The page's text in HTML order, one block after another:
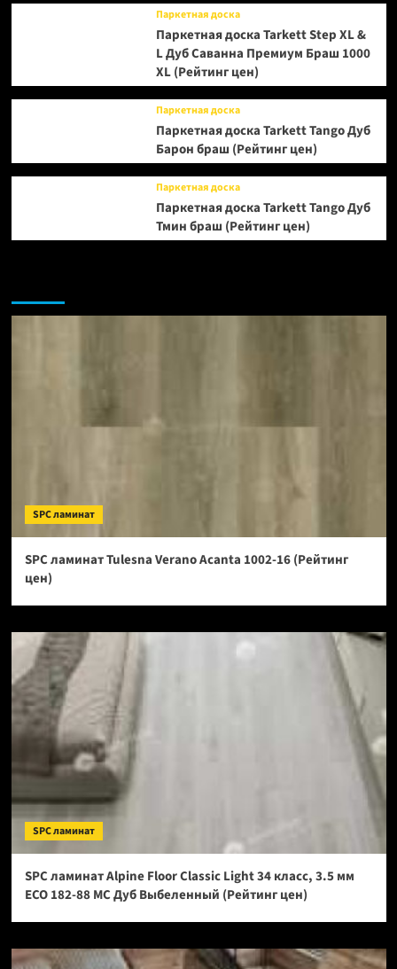
Паркетная доска
Паркетная доска Tarkett Step XL &
L Дуб Саванна Премиум Браш 1000
XL (Рейтинг цен)
Паркетная доска
Паркетная доска Tarkett Tango Дуб
Барон браш (Рейтинг цен)
Паркетная доска
Паркетная доска Tarkett Tango Дуб
Тмин браш (Рейтинг цен)
SPC ламинат
SPC ламинат Tulesna Verano Acanta 1002-16 (Рейтинг
цен)
SPC ламинат
SPC ламинат Alpine Floor Classic Light 34 класс, 3.5 мм
ECO 182-88 МС Дуб Выбеленный (Рейтинг цен)